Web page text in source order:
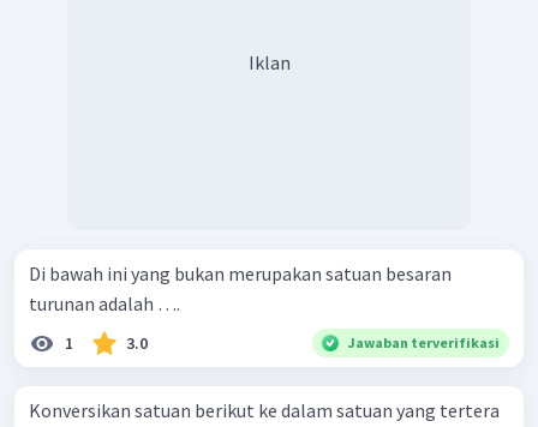
Iklan
Di bawah ini yang bukan merupakan satuan besaran
turunan adalah ….
1 3.0 Jawaban terverifikasi
Konversikan satuan berikut ke dalam satuan yang tertera